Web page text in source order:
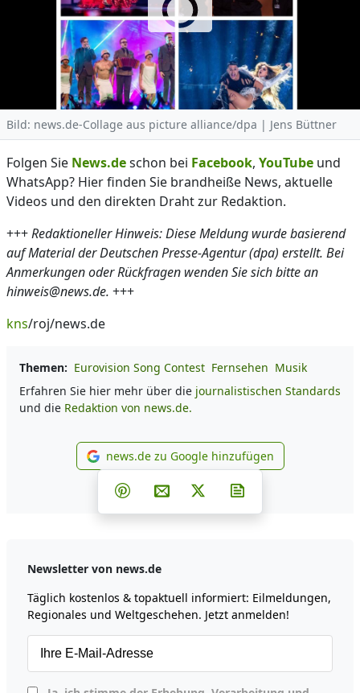
Bild: news.de-Collage aus picture alliance/dpa | Jens Büttner
Folgen Sie News.deschon bei Facebook, YouTube und
WhatsApp? Hier finden Sie brandheiße News, aktuelle
Videos und den direkten Draht zur Redaktion.
+++Redaktioneller Hinweis: Diese Meldung wurde basierend
auf Material der Deutschen Presse-Agentur (dpa) erstellt. Bei
Anmerkungen oder Rückfragen wenden Sie sich bitte an
hinweis@news.de. +++
kns/roj/news.de
Themen: Eurovision Song Contest Fernsehen Musik
Erfahren Sie hier mehr über die journalistischen Standards
und die Redaktion von news.de.
news.de zu Google
news.de zu Google hinzufügen
Teilen auf Facebook
Teilen auf Whatsapp
Teilen auf Telegram
Teilen auf Pinterest
Per E-Mail teilen
Post auf X
Newsletter von news.de
Täglich kostenlos & topaktuell informiert: Eilmeldungen,
Regionales und Weltgeschehen. Jetzt anmelden!